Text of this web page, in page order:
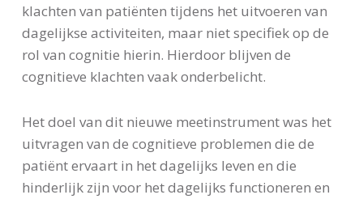
klachten van patiënten tijdens het uitvoeren van
dagelijkse activiteiten, maar niet specifiek op de
rol van cognitie hierin. Hierdoor blijven de
cognitieve klachten vaak onderbelicht.
Het doel van dit nieuwe meetinstrument was het
uitvragen van de cognitieve problemen die de
patiënt ervaart in het dagelijks leven en die
hinderlijk zijn voor het dagelijks functioneren en